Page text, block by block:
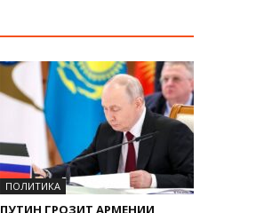
ПОЛИТИКА
ПУТИН ГРОЗИТ АРМЕНИИ